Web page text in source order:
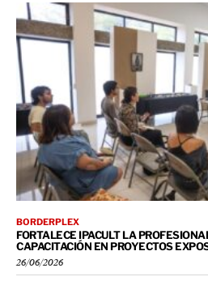
BORDERPLEX
FORTALECE IPACULT LA
CAPACITACIÓN EN PROYECTOS
26/06/2026